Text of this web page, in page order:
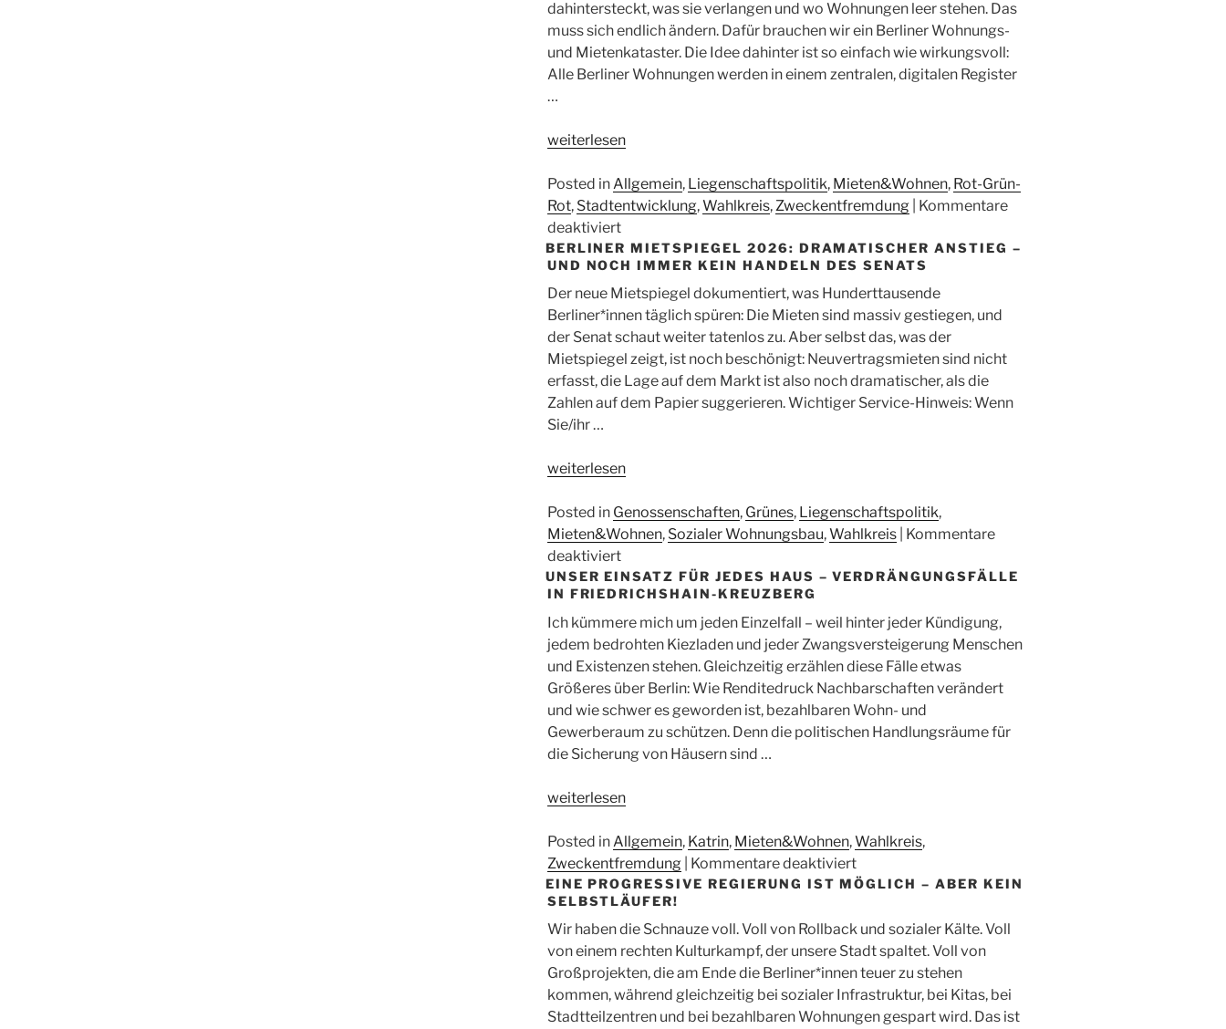
dahintersteckt, was sie verlangen und wo Wohnungen leer stehen. Das
muss sich endlich ändern. Dafür brauchen wir ein Berliner Wohnungs-
und Mietenkataster. Die Idee dahinter ist so einfach wie wirkungsvoll:
Alle Berliner Wohnungen werden in einem zentralen, digitalen Register
…
„Wohnungskataster:
besitzt
unsere
Kieze
–
und
zu
welchem
Preis?“
weiterlesen
Posted in Allgemein, Liegenschaftspolitik, Mieten&Wohnen, Rot-Grün-
Rot, Stadtentwicklung,Wahlkreis, Zweckentfremdung Kommentare
deaktiviertfür
Wohnungskataster:
Wer
besitzt
unsere
Kieze
–
und
zu
BERLINER MIETSPIEGEL 2026: DRAMATISCHER ANSTIEG –
UND NOCH IMMER KEIN HANDELN DES SENATS
Der neue Mietspiegel dokumentiert, was Hunderttausende
Berliner*innen täglich spüren: Die Mieten sind massiv gestiegen, und
der Senat schaut weiter tatenlos zu. Aber selbst das, was der
Mietspiegel zeigt, ist noch beschönigt: Neuvertragsmieten sind nicht
erfasst, die Lage auf dem Markt ist also noch dramatischer, als die
Zahlen auf dem Papier suggerieren. Wichtiger Service-Hinweis: Wenn
Sie/ihr …
„Berliner
2026:
Dramatischer
Anstieg
–
und
noch
immer
kein
Handeln
des
Senats“
weiterlesen
Posted in Genossenschaften, Grünes, Liegenschaftspolitik,
Mieten&Wohnen, Sozialer Wohnungsbau,Wahlkreis Kommentare
deaktiviertfür
Berliner
Mietspiegel
2026:
Dramatischer
Anstieg
–
und
noch
immer
Handeln
Senats
UNSER EINSATZ FÜR JEDES HAUS – VERDRÄNGUNGSFÄLLE
IN FRIEDRICHSHAIN-KREUZBERG
Ich kümmere mich um jeden Einzelfall – weil hinter jeder Kündigung,
jedem bedrohten Kiezladen und jeder Zwangsversteigerung Menschen
und Existenzen stehen. Gleichzeitig erzählen diese Fälle etwas
Größeres über Berlin: Wie Renditedruck Nachbarschaften verändert
und wie schwer es geworden ist, bezahlbaren Wohn- und
Gewerberaum zu schützen. Denn die politischen Handlungsräume für
die Sicherung von Häusern sind …
„Unser
für
jedes
Haus
–
Verdrängungsfälle
in
Friedrichshain-
Kreuzberg“
weiterlesen
Posted in Allgemein, Katrin, Mieten&Wohnen,Wahlkreis,
Zweckentfremdung Kommentare deaktiviertfür
Unser
für
jedes
Haus
–
Verdrängungsfälle
EINE PROGRESSIVE REGIERUNG IST MÖGLICH – ABER KEIN
SELBSTLÄUFER!
Wir haben die Schnauze voll. Voll von Rollback und sozialer Kälte. Voll
von einem rechten Kulturkampf, der unsere Stadt spaltet. Voll von
Großprojekten, die am Ende die Berliner*innen teuer zu stehen
kommen, während gleichzeitig bei sozialer Infrastruktur, bei Kitas, bei
Stadtteilzentren und bei bezahlbaren Wohnungen gespart wird. Das ist